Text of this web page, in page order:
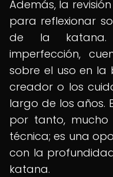
Además, la
para reflexionar
de la katana.
imperfección,
sobre el uso en
creador o los
largo de los años.
por tanto,
técnica; es una
con la
katana.